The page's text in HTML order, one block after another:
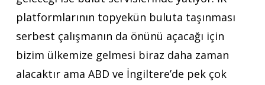
platformlarının topyekün buluta taşınması
serbest çalışmanın da önünü açacağı için
bizim ülkemize gelmesi biraz daha zaman
alacaktır ama ABD ve İngiltere’de pek çok